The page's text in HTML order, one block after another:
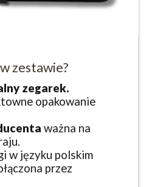
zestawie?
zegarek.
opakowanie
ważna na
w języku polskim
przez